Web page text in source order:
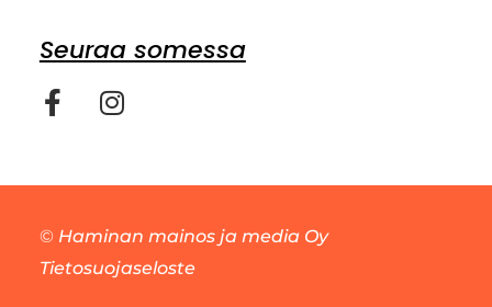
Seuraa somessa
© Haminan mainos ja media Oy
Tietosuojaseloste